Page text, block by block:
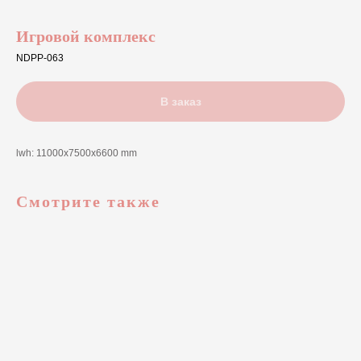
Игровой комплекс
NDPP-063
В заказ
lwh: 11000x7500x6600 mm
Смотрите также